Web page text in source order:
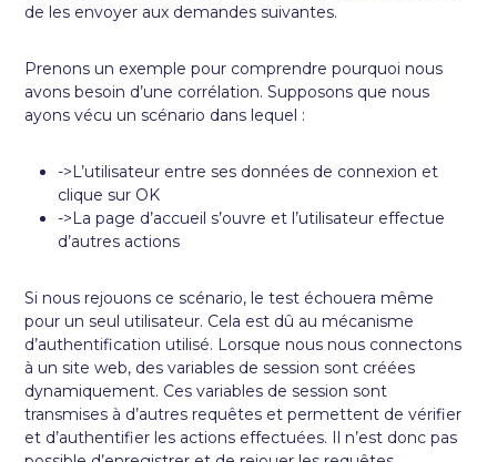
de les envoyer aux demandes suivantes.
Prenons un exemple pour comprendre pourquoi nous
avons besoin d’une corrélation. Supposons que nous
ayons vécu un scénario dans lequel :
->L’utilisateur entre ses données de connexion et
clique sur OK
->La page d’accueil s’ouvre et l’utilisateur effectue
d’autres actions
Si nous rejouons ce scénario, le test échouera même
pour un seul utilisateur. Cela est dû au mécanisme
d’authentification utilisé. Lorsque nous nous connectons
à un site web, des variables de session sont créées
dynamiquement. Ces variables de session sont
transmises à d’autres requêtes et permettent de vérifier
et d’authentifier les actions effectuées. Il n’est donc pas